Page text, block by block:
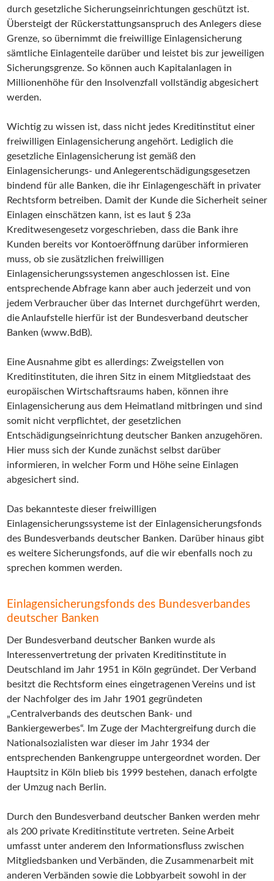
durch gesetzliche Sicherungseinrichtungen geschützt ist.
Übersteigt der Rückerstattungsanspruch des Anlegers diese
Grenze, so übernimmt die freiwillige Einlagensicherung
sämtliche Einlagenteile darüber und leistet bis zur jeweiligen
Sicherungsgrenze. So können auch Kapitalanlagen in
Millionenhöhe für den Insolvenzfall vollständig abgesichert
werden.
Wichtig zu wissen ist, dass nicht jedes Kreditinstitut einer
freiwilligen Einlagensicherung angehört. Lediglich die
gesetzliche Einlagensicherung ist gemäß den
Einlagensicherungs- und Anlegerentschädigungsgesetzen
bindend für alle Banken, die ihr Einlagengeschäft in privater
Rechtsform betreiben. Damit der Kunde die Sicherheit seiner
Einlagen einschätzen kann, ist es laut § 23a
Kreditwesengesetz vorgeschrieben, dass die Bank ihre
Kunden bereits vor Kontoeröffnung darüber informieren
muss, ob sie zusätzlichen freiwilligen
Einlagensicherungssystemen angeschlossen ist. Eine
entsprechende Abfrage kann aber auch jederzeit und von
jedem Verbraucher über das Internet durchgeführt werden,
die Anlaufstelle hierfür ist der Bundesverband deutscher
Banken (www.BdB).
Eine Ausnahme gibt es allerdings: Zweigstellen von
Kreditinstituten, die ihren Sitz in einem Mitgliedstaat des
europäischen Wirtschaftsraums haben, können ihre
Einlagensicherung aus dem Heimatland mitbringen und sind
somit nicht verpflichtet, der gesetzlichen
Entschädigungseinrichtung deutscher Banken anzugehören.
Hier muss sich der Kunde zunächst selbst darüber
informieren, in welcher Form und Höhe seine Einlagen
abgesichert sind.
Das bekannteste dieser freiwilligen
Einlagensicherungssysteme ist der Einlagensicherungsfonds
des Bundesverbands deutscher Banken. Darüber hinaus gibt
es weitere Sicherungsfonds, auf die wir ebenfalls noch zu
sprechen kommen werden.
Einlagensicherungsfonds des Bundesverbandes
deutscher Banken
Der Bundesverband deutscher Banken wurde als
Interessenvertretung der privaten Kreditinstitute in
Deutschland im Jahr 1951 in Köln gegründet. Der Verband
besitzt die Rechtsform eines eingetragenen Vereins und ist
der Nachfolger des im Jahr 1901 gegründeten
„Centralverbands des deutschen Bank- und
Bankiergewerbes“. Im Zuge der Machtergreifung durch die
Nationalsozialisten war dieser im Jahr 1934 der
entsprechenden Bankengruppe untergeordnet worden. Der
Hauptsitz in Köln blieb bis 1999 bestehen, danach erfolgte
der Umzug nach Berlin.
Durch den Bundesverband deutscher Banken werden mehr
als 200 private Kreditinstitute vertreten. Seine Arbeit
umfasst unter anderem den Informationsfluss zwischen
Mitgliedsbanken und Verbänden, die Zusammenarbeit mit
anderen Verbänden sowie die Lobbyarbeit sowohl in der